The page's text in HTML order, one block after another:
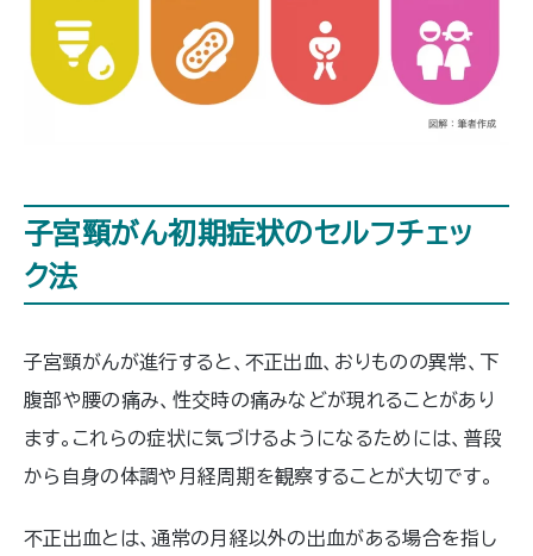
子宮頸がん初期症状のセルフチェッ
ク法
子宮頸がんが進行すると、不正出血、おりものの異常、下
腹部や腰の痛み、性交時の痛みなどが現れることがあり
ます。これらの症状に気づけるようになるためには、普段
から自身の体調や月経周期を観察することが大切です。
不正出血とは、通常の月経以外の出血がある場合を指し